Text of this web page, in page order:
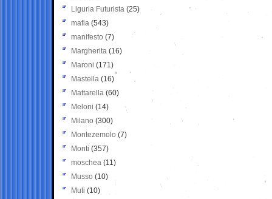
Liguria Futurista (25)
mafia (543)
manifesto (7)
Margherita (16)
Maroni (171)
Mastella (16)
Mattarella (60)
Meloni (14)
Milano (300)
Montezemolo (7)
Monti (357)
moschea (11)
Musso (10)
Muti (10)